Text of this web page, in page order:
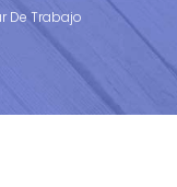
De Trabajo